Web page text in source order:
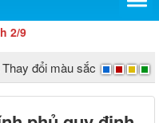
Thay đổi màu sắc